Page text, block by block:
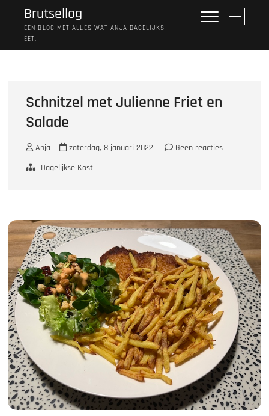
Brutsellog
EEN BLOG MET ALLES WAT ANJA DAGELIJKS
EET.
M
e
Schnitzel met Julienne Friet en
Salade
Anja zaterdag, 8 januari 2022
Geen reacties
Dagelijkse Kost